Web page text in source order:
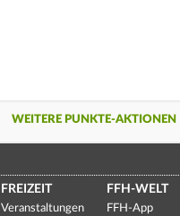
WEITERE PUNKTE-AKTIONEN
FREIZEIT
Veranstaltungen
FFH-WELT
FFH-App